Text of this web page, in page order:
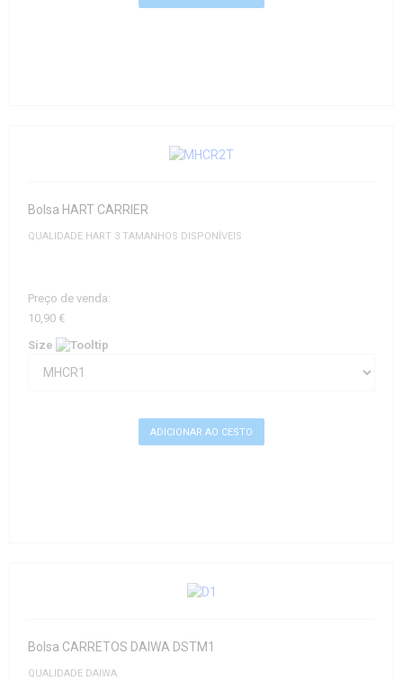
Bolsa HART CARRIER
QUALIDADE HART 3 TAMANHOS DISPONÍVEIS
Preço de venda:
10,90 €
Size
Bolsa CARRETOS DAIWA DSTM1
QUALIDADE DAIWA